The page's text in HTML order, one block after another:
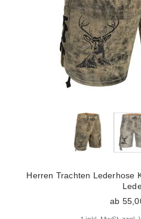
Herren Trachten Lederhose
ab